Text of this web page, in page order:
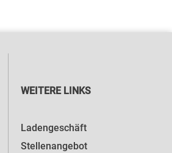
WEITERE LINKS
Ladengeschäft
Stellenangebot